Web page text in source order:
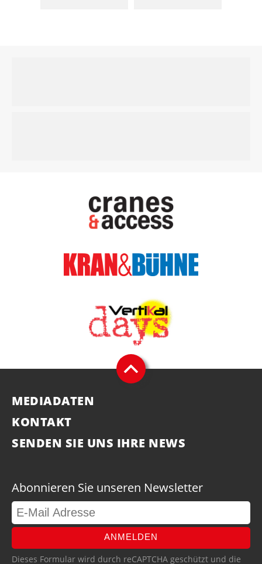
MEDIADATEN
KONTAKT
SENDEN SIE UNS IHRE NEWS
Abonnieren Sie unseren Newsletter
ANMELDEN
Dieses Formular wird durch reCAPTCHA geschützt und die